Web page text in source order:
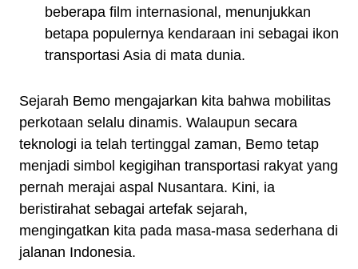
beberapa film internasional, menunjukkan
betapa populernya kendaraan ini sebagai ikon
transportasi Asia di mata dunia.
Sejarah Bemo mengajarkan kita bahwa mobilitas
perkotaan selalu dinamis. Walaupun secara
teknologi ia telah tertinggal zaman, Bemo tetap
menjadi simbol kegigihan transportasi rakyat yang
pernah merajai aspal Nusantara. Kini, ia
beristirahat sebagai artefak sejarah,
mengingatkan kita pada masa-masa sederhana di
jalanan Indonesia.